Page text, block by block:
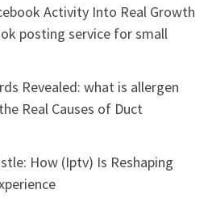
Activity Into Real Growth
posting service for small
Revealed: what is allergen
Real Causes of Duct
How (Iptv) Is Reshaping